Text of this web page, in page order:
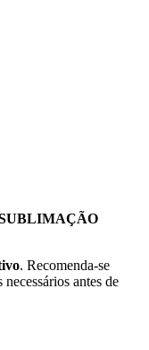
. Recomenda-se
antes de